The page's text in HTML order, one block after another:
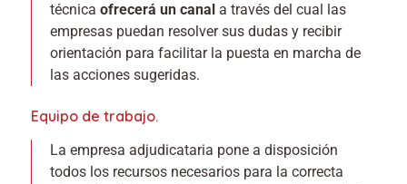
técnica ofrecerá un canal a través del cual las
empresas puedan resolver sus dudas y recibir
orientación para facilitar la puesta en marcha de
las acciones sugeridas.
Equipo de trabajo.
La empresa adjudicataria pone a disposición
todos los recursos necesarios para la correcta